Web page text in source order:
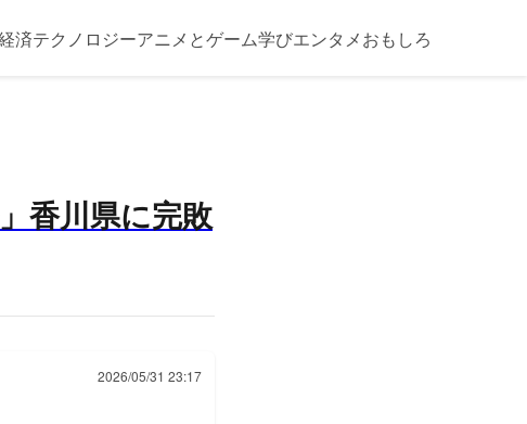
済テクノロジーアニメとゲーム学びエンタメおもしろ
香川県に完敗
2026/05/31 23:17